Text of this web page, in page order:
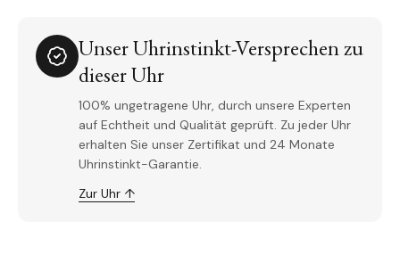
Unser Uhrinstinkt-Versprechen zu
dieser Uhr
100% ungetragene Uhr, durch unsere Experten
auf Echtheit und Qualität geprüft. Zu jeder Uhr
erhalten Sie unser Zertifikat und 24 Monate
Uhrinstinkt-Garantie.
Zur Uhr ↑